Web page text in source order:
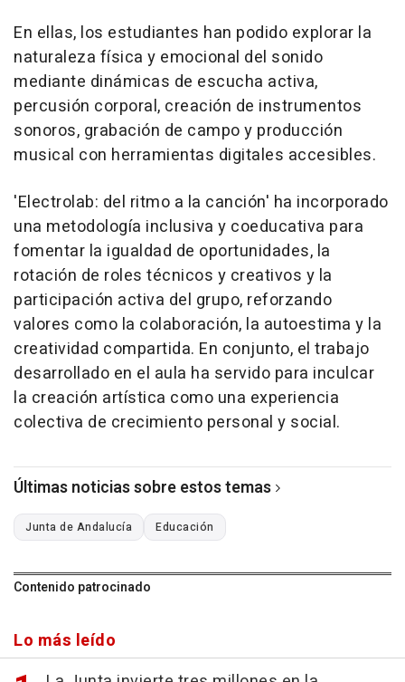
En ellas, los estudiantes han podido explorar la
naturaleza física y emocional del sonido
mediante dinámicas de escucha activa,
percusión corporal, creación de instrumentos
sonoros, grabación de campo y producción
musical con herramientas digitales accesibles.
'Electrolab: del ritmo a la canción' ha incorporado
una metodología inclusiva y coeducativa para
fomentar la igualdad de oportunidades, la
rotación de roles técnicos y creativos y la
participación activa del grupo, reforzando
valores como la colaboración, la autoestima y la
creatividad compartida. En conjunto, el trabajo
desarrollado en el aula ha servido para inculcar
la creación artística como una experiencia
colectiva de crecimiento personal y social.
Últimas noticias sobre estos temas
Junta de Andalucía Educación
Contenido patrocinado
Lo más leído